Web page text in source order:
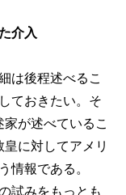
介入
は後程述べるこ
ておきたい。そ
が述べているこ
に対してアメリ
情報である。
試みをもっとも